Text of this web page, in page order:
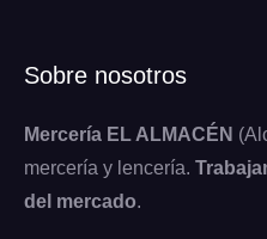
Sobre nosotros
Mercería EL ALMACÉN
mercería y lencería.
del mercado.